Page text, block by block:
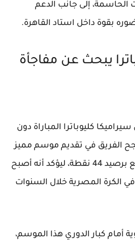
الحاسمة، إلى جانب الدعم
بقوة داخل استاد القاهرة.
يبحث عن مفاجأة
كليوباترا المباراة دون
الفريق في تقديم موسم مميز
جعله يحتل المركز الرابع برصيد 44 نقطة، ليؤكد أنه أصبح
في الكرة المصرية خلال السنوات
أمام كبار الدوري هذا الموسم،